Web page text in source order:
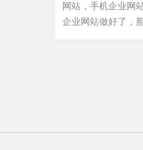
网站，手机企业网
企业网站做好了，